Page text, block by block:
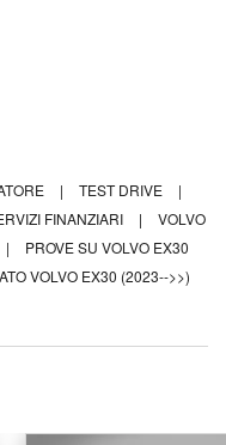
| TEST DRIVE
|
FINANZIARI |
VOLVO
|
PROVE SU VOLVO EX30
VOLVO EX30 (2023-->>)